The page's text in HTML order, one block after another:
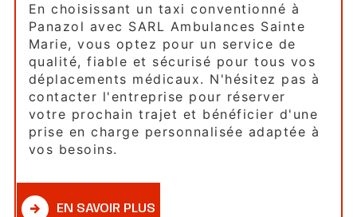
En choisissant un taxi conventionné à
Panazol avec SARL Ambulances Sainte
Marie, vous optez pour un service de
qualité, fiable et sécurisé pour tous vos
déplacements médicaux. N'hésitez pas à
contacter l'entreprise pour réserver
votre prochain trajet et bénéficier d'une
prise en charge personnalisée adaptée à
vos besoins.
EN SAVOIR PLUS